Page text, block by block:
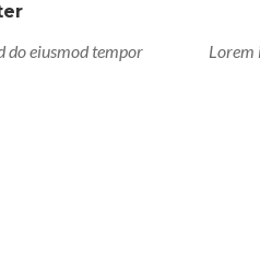
do eiusmod tempor
Lorem